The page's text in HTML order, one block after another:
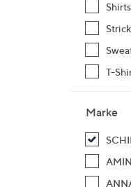
Shirts
T-
Marke